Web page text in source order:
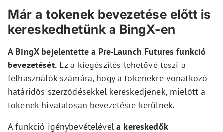
Már a tokenek bevezetése előtt is
kereskedhetünk a BingX-en
A BingX bejelentette a Pre-Launch Futures funkció
bevezetését.Ez a kiegészítés lehetővé teszi a
felhasználók számára, hogy a tokenekre vonatkozó
határidős szerződésekkel kereskedjenek, mielőtt a
tokenek hivatalosan bevezetésre kerülnek.
A funkció igénybevételévela kereskedők